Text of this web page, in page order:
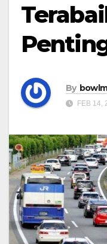
By
FEB 14,